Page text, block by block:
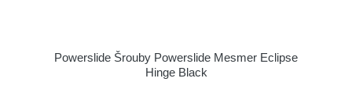
Powerslide Šrouby Powerslide Mesmer Eclipse
Hinge Black